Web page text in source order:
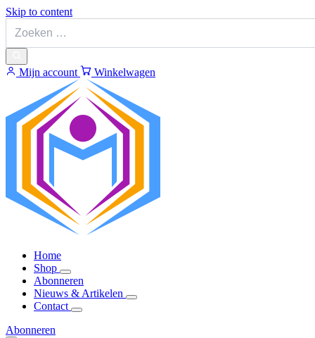
Skip to content
Mijn account Winkelwagen
Home
Shop
Abonneren
Nieuws & Artikelen
Contact
Abonneren